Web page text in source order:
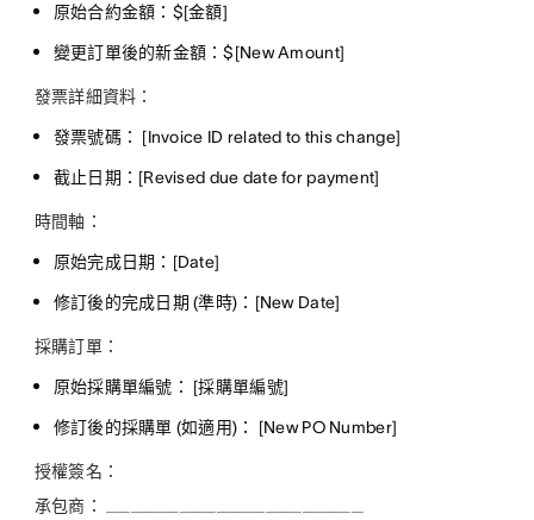
原始合約金額：$[金額]
變更訂單後的新金額：$[New Amount]
發票詳細資料：
發票號碼： [Invoice ID related to this change]
截止日期：[Revised due date for payment]
時間軸：
原始完成日期：[Date]
修訂後的完成日期 (準時)：[New Date]
採購訂單：
原始採購單編號： [採購單編號]
修訂後的採購單 (如適用)： [New PO Number]
授權簽名：
承包商： _____________________